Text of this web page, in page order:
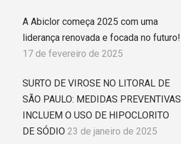
A Abiclor começa 2025 com uma
liderança renovada e focada no futuro!
17 de fevereiro de 2025
SURTO DE VIROSE NO LITORAL DE
SÃO PAULO: MEDIDAS PREVENTIVAS
INCLUEM O USO DE HIPOCLORITO
DE SÓDIO 23 de janeiro de 2025